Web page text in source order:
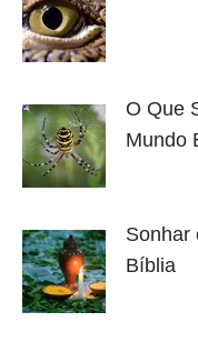
O Que
Mundo
Sonhar
Bíblia